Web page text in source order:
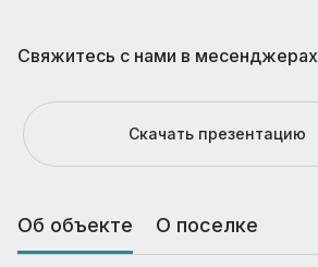
Свяжитесь с нами в месенджерах
Скачать презентацию
Об объекте О поселке